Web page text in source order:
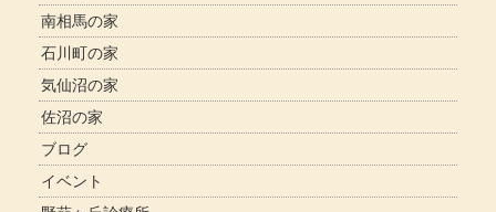
南相馬の家
石川町の家
気仙沼の家
佐沼の家
ブログ
イベント